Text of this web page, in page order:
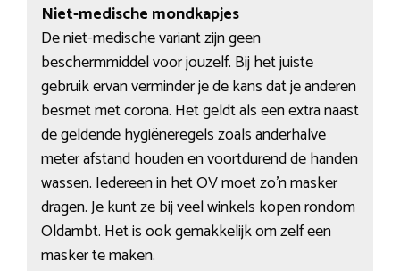
Niet-medische mondkapjes
De niet-medische variant zijn geen
beschermmiddel voor jouzelf. Bij het juiste
gebruik ervan verminder je de kans dat je anderen
besmet met corona. Het geldt als een extra naast
de geldende hygiëneregels zoals anderhalve
meter afstand houden en voortdurend de handen
wassen. Iedereen in het OV moet zo’n masker
dragen. Je kunt ze bij veel winkels kopen rondom
Oldambt. Het is ook gemakkelijk om zelf een
masker te maken.